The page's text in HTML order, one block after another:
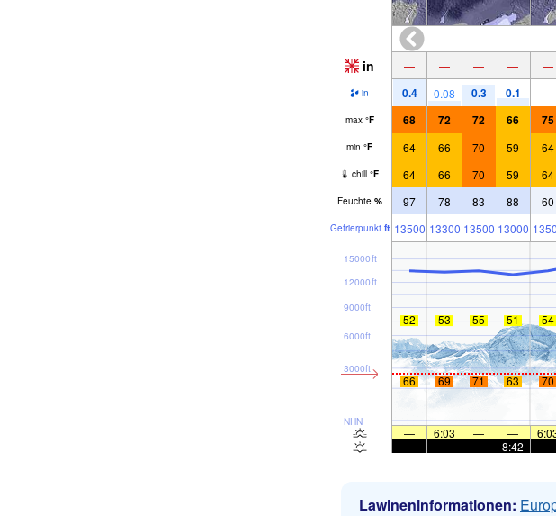
in — — — — —
in 0.4 0.08 0.3 0.1 —
max °F 68 72 72 66 75
min °F 64 66 70 59 64
chill °F 64 66 70 59 64
Feuchte % 97 78 83 88 60
Gefrier­punkt ft 13500 13300 13500 13000
NHN
3000ft
6000ft
9000ft
12000ft
15000ft
52 53 55 51 54
66 69 71 63 70
— 6:03 — —
—
— — 8:42 —
Lawineninformationen: